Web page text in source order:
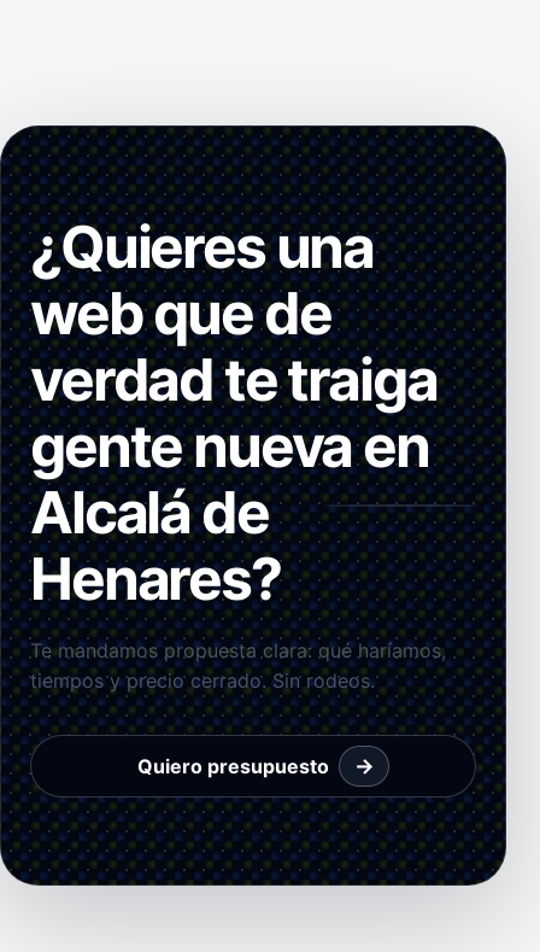
¿Quieres una
web que de
verdad te traiga
gente nueva en
Alcalá de
Henares?
Te mandamos propuesta clara: qué haríamos,
tiempos y precio cerrado. Sin rodeos.
Quiero presupuesto →